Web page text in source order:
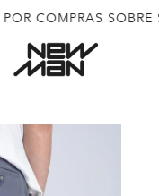
POR COMPRAS